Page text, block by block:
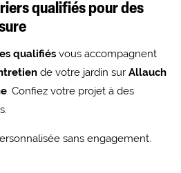
qualifiés pour des
qualifiés vous accompagnent
de votre jardin surAllauch
. Confiez votre projet à des
sans engagement.